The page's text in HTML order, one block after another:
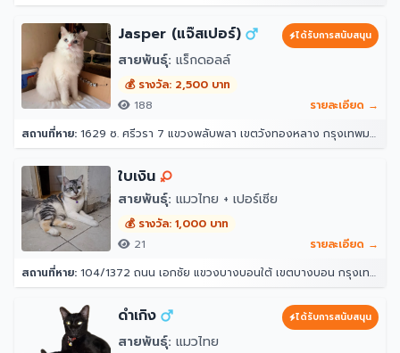
Jasper (แจ๊สเปอร์) ได้รับการสนับสนุน
สายพันธุ์: แร็กดอลล์
💰 รางวัล: 2,500 บาท
188
รายละเอียด →
สถานที่หาย: 1629 ซ. ศรีวรา 7 แขวงพลับพลา เขตวังทองหลาง กรุงเทพมหานคร 10312
ใบเงิน
สายพันธุ์: แมวไทย + เปอร์เซีย
💰 รางวัล: 1,000 บาท
21
รายละเอียด →
สถานที่หาย: 104/1372 ถนน เอกชัย แขวงบางบอนใต้ เขตบางบอน กรุงเทพมหานคร 10150
ดำเกิง ได้รับการสนับสนุน
สายพันธุ์: แมวไทย